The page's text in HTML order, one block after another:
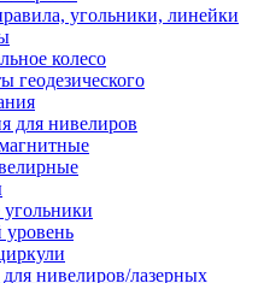
угольники, линейки
колесо
геодезического
для нивелиров
нивелиров/лазерных